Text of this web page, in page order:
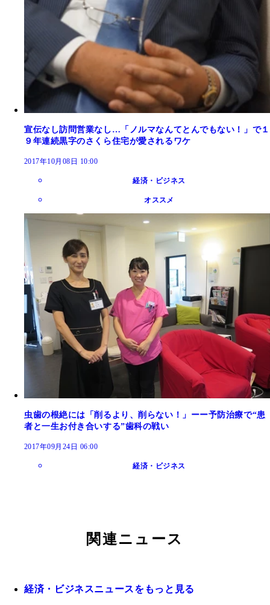
宣伝なし訪問営業なし…「ノルマなんてとんでもない！」で１
９年連続黒字のさくら住宅が愛されるワケ
2017年10月08日 10:00
経済・ビジネス
オススメ
虫歯の根絶には「削るより、削らない！」ーー予防治療で“患
者と一生お付き合いする”歯科の戦い
2017年09月24日 06:00
経済・ビジネス
関連ニュース
経済・ビジネスニュースをもっと見る